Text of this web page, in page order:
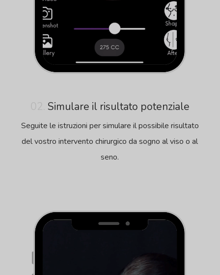
Simulare il risultato potenziale
Seguite le istruzioni per simulare il possibile risultato
del vostro intervento chirurgico da sogno al viso o al
seno.